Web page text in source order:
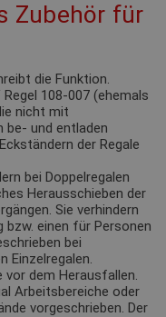
Zubehör für
die Funktion.
108-007 (ehemals
nicht mit
und entladen
der Regale
bei Doppelregalen
Herausschieben der
Sie verhindern
bzw. einen für Personen
bei
Einzelregalen.
vor dem Herausfallen.
Arbeitsbereiche oder
vorgeschrieben. Der